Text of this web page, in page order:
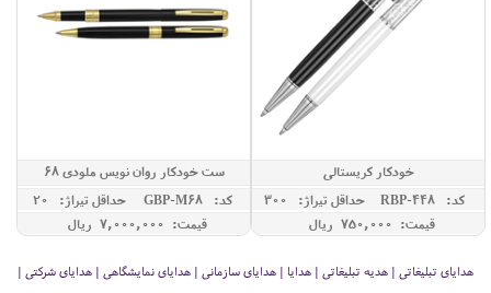
خودکار کریستالی
کد: RBP-448
حداقل تيراژ: 300
قیمت: 750,000 ريال
ست خودکار روان نویس ملودی 68
کد: GBP-M68
حداقل تيراژ: 20
قیمت: 7,000,000 ريال
هدایای تبلیغاتی | هدیه تبلیغاتی | هدایا | هدایای سازمانی | هدایای نمایشگاهی | هدایای شرکتی |